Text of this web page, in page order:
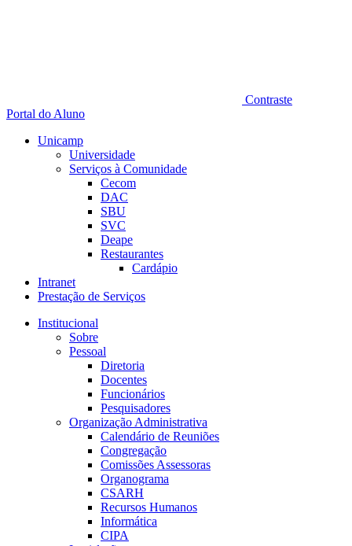
Contraste
Portal do Aluno
Unicamp
Universidade
Serviços à Comunidade
Cecom
DAC
SBU
SVC
Deape
Restaurantes
Cardápio
Intranet
Prestação de Serviços
Institucional
Sobre
Pessoal
Diretoria
Docentes
Funcionários
Pesquisadores
Organização Administrativa
Calendário de Reuniões
Congregação
Comissões Assessoras
Organograma
CSARH
Recursos Humanos
Informática
CIPA